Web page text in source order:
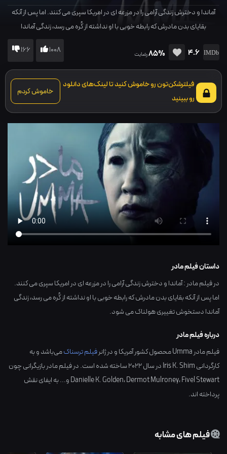
آماندا و دخترش زندگی آرامی را در مزرعه ای در امریکا سپری می کنند. اما پس از آنکه
بقایای بدن مادرش که رابطه خوبی با او نداشته از کُره می رسد، زندگی آماندا
4.6
85%رضایت 1008
166
فیلترشکن‌تون رو خاموش کنید تا لینک‌های دانلود
رو ببینید
خاموش کردم
داستان فیلم مادر
در فیلم مادر : آماندا و دخترش زندگی آرامی را در مزرعه ای در امریکا سپری می کنند.
اما پس از آنکه بقایای بدن مادرش که رابطه خوبی با او نداشته از کُره می رسد، زندگی
آماندا دستخوش تغییری هولناک می شود.
درباره فیلم مادر
فیلم مادر Umma محصول کشور آمریکاو در ژانرفیلم ترسناکمی‌باشد و به
کارگردانیIris K. Shimدر سال2022ساخته شده است. در فیلم مادر بازیگرانی چون
Danielle K. Golden،Dermot Mulroney،Fivel Stewart
و... به ایفای نقش
پرداخته اند.
فیلم های مشابه